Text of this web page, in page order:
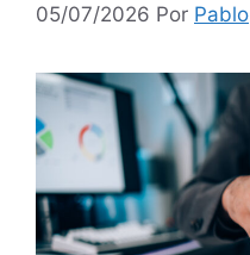
05/07/2026 Por Pablo